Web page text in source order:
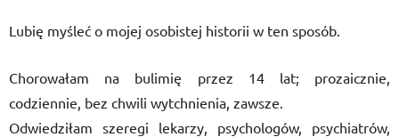
Lubię myśleć o mojej osobistej historii w ten sposób.
Chorowałam na bulimię przez 14 lat; prozaicznie,
codziennie, bez chwili wytchnienia, zawsze.
Odwiedziłam szeregi lekarzy, psychologów, psychiatrów,